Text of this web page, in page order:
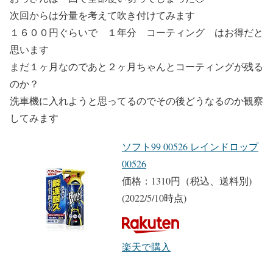
次回からは分量を考えて吹き付けてみます
１６００円ぐらいで １年分 コーティング はお得だと
思います
まだ１ヶ月なのであと２ヶ月ちゃんとコーティングが残る
のか？
洗車機に入れようと思ってるのでその後どうなるのか観察
してみます
ソフト99 00526 レインドロップ
00526
価格：1310円（税込、送料別)
(2022/5/10時点)
楽天で購入